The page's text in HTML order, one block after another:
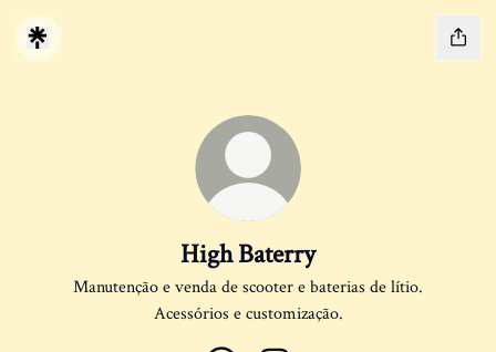
High Baterry
Manutenção e venda de scooter e baterias de lítio.
Acessórios e customização.